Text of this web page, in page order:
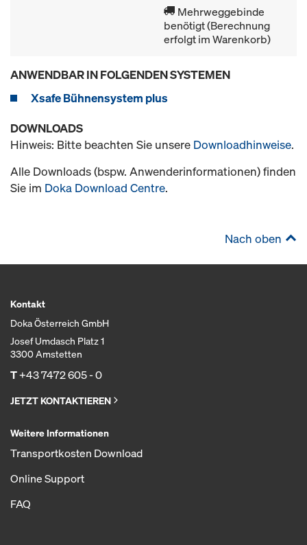
Mehrweggebinde
benötigt (Berechnung
erfolgt im Warenkorb)
ANWENDBAR IN FOLGENDEN SYSTEMEN
Xsafe Bühnensystem plus
DOWNLOADS
Hinweis: Bitte beachten Sie unsere Downloadhinweise.
Alle Downloads (bspw. Anwenderinformationen) finden
Sie im Doka Download Centre.
Nach oben
Kontakt
Doka Österreich GmbH
Josef Umdasch Platz 1
3300 Amstetten
T+43 7472 605 - 0
JETZT KONTAKTIEREN
Weitere Informationen
Transportkosten Download
Online Support
FAQ